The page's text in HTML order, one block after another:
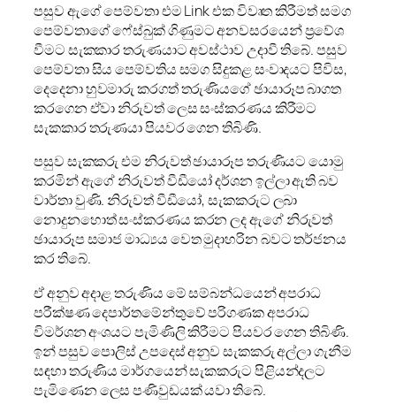
පසුව ඇගේ පෙම්වතා එම Link එක විවෘත කිරීමත් සමග
පෙම්වතාගේ ෆේස්බුක් ගිණුමට අනවසරයෙන් ප්‍රවේශ
වීමට සැකකාර තරුණයාට අවස්ථාව උදාවී තිබේ. පසුව
පෙම්වතා සිය පෙම්වතිය සමග සිදුකළ සංවාදයට පිවිස,
දෙදෙනා හුවමාරු කරගත් තරුණියගේ ඡායාරූප බාගත
කරගෙන ඒවා නිරුවත් ලෙස සංස්කරණය කිරීමට
සැකකාර තරුණයා පියවර ගෙන තිබිණි.
පසුව සැකකරු එම නිරුවත් ඡායාරූප තරුණියට යොමු
කරමින් ඇගේ නිරුවත් වීඩීයෝ දර්ශන ඉල්ලා ඇති බව
වාර්තා වුණි. නිරුවත් වීඩීයෝ, සැකකරුට ලබා
නොදුනහොත් සංස්කරණය කරන ලද ඇගේ නිරුවත්
ඡායාරූප සමාජ මාධ්‍යය වෙත මුදාහරින බවට තර්ජනය
කර තිබේ.
ඒ අනුව අදාළ තරුණිය මේ සම්බන්ධයෙන් අපරාධ
පරීක්ෂණ දෙපාර්තමේන්තුවේ පරිගණක අපරාධ
විමර්ශන අංශයට පැමිණිලි කිරීමට පියවර ගෙන තිබිණි.
ඉන් පසුව පොලිස් උපදෙස් අනුව සැකකරු අල්ලා ගැනීම
සඳහා තරුණිය මාර්ගයෙන් සැකකරුට පිළියන්දලට
පැමිණෙන ලෙස පණිවුඩයක් යවා තිබේ.